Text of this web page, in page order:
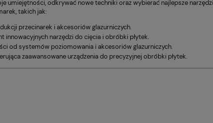
umiejętności, odkrywać nowe techniki oraz wybierać najlepsze
takich jak:
przecinarek i akcesoriów glazurniczych.
innowacyjnych narzędzi do cięcia i obróbki płytek.
od systemów poziomowania i akcesoriów glazurniczych.
zaawansowane urządzenia do precyzyjnej obróbki płytek.